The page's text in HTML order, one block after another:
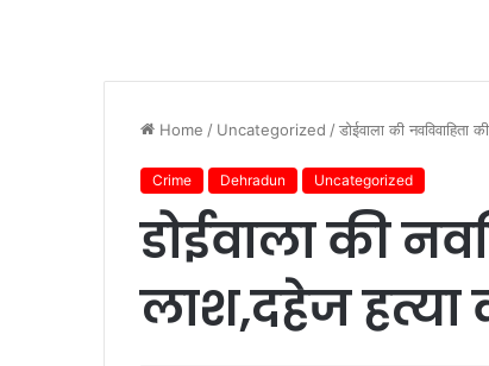
Home / Uncategorized /डोईवाला की
Crime Dehradun Uncategorized
डोईवाला की
लाश,दहेज हत्या